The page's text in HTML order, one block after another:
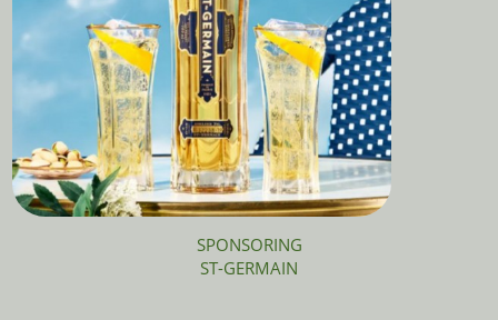
SPONSORING
ST-GERMAIN